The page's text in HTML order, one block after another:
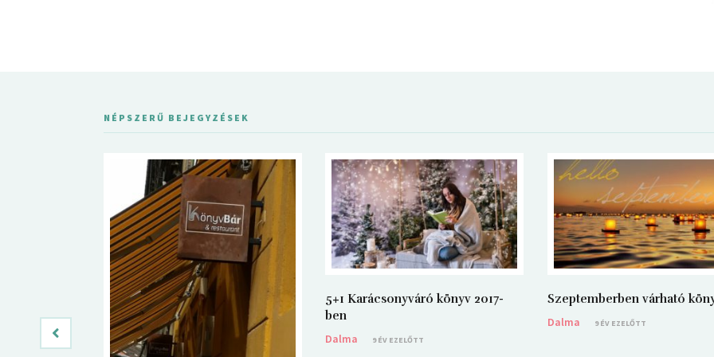
NÉPSZERŰ BEJEGYZÉSEK
5+1 Karácsonyváró könyv 2017-
ben
Dalma
9 ÉV EZELŐTT
Szeptemberben várható
Dalma
9 ÉV EZELŐTT